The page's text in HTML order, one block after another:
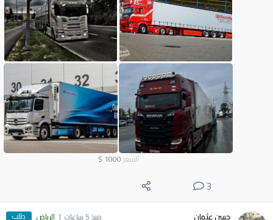
السعر 1000
$
3
حسن عثمان منذ 5 ساعات الرياض طلب